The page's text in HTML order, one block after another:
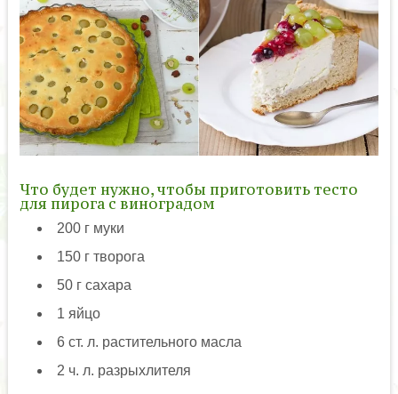
Что будет нужно, чтобы приготовить тесто
для пирога с виноградом
200 г муки
150 г творога
50 г сахара
1 яйцо
6 ст. л. растительного масла
2 ч. л. разрыхлителя